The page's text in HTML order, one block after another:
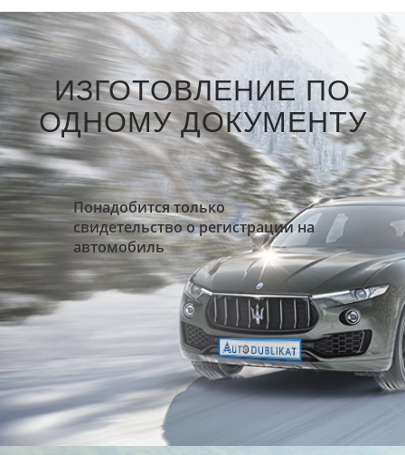
ИЗГОТОВЛЕНИЕ ПО
ОДНОМУ ДОКУМЕНТУ
Понадобится только
свидетельство о регистрации на
автомобиль